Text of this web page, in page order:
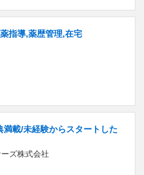
指導,薬歴管理,在宅
載/未経験からスタートした
ズ株式会社